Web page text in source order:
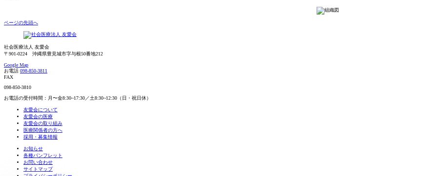
ページの先頭へ
社会医療法人 友愛会
〒901-0224 沖縄県豊見城市字与根50番地212
Google Map
お電話 098-850-3811
FAX
098-850-3810
お電話の受付時間：月〜金8:30~17:30／土8:30~12:30（日・祝日休）
友愛会について
友愛会の医療
友愛会の取り組み
医療関係者の方へ
採用・募集情報
お知らせ
各種パンフレット
お問い合わせ
サイトマップ